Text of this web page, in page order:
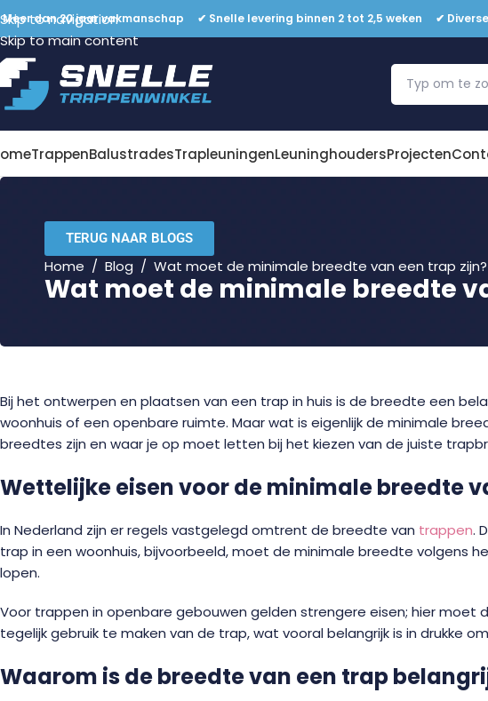
Skip to navigation
Skip to main content
dan 20 jaar vakmanschap ✔ Snelle levering binnen 2 tot 2,5 weken ✔
TrappenBalustradesTrapleuningenLeuninghoudersProjecten
TERUG NAAR BLOGS
Home / Blog / Wat moet de minimale breedte van een trap zijn?
Wat moet de minimale breedte
Bij het ontwerpen en plaatsen van een trap in huis is de breedte een
woonhuis of een openbare ruimte. Maar wat is eigenlijk de minimale
breedtes zijn en waar je op moet letten bij het kiezen van de juiste
Wettelijke eisen voor de minimale breedte
In Nederland zijn er regels vastgelegd omtrent de breedte van trappen.
trap in een woonhuis, bijvoorbeeld, moet de minimale breedte volgens
lopen.
Voor trappen in openbare gebouwen gelden strengere eisen; hier moet
tegelijk gebruik te maken van de trap, wat vooral belangrijk is in drukke
Waarom is de breedte van een trap